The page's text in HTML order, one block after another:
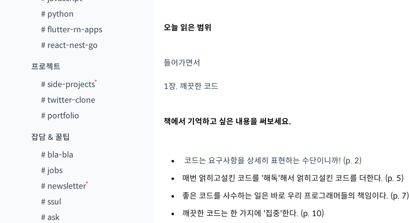
# python
#flutter-rn-apps
# react-nest-go
프로젝트
#side-projects
#twitter-clone
# portfolio
잡담 & 꿀팁
# bla-bla
# jobs
# newsletter
#ssul
# ask
오늘 읽은 범위
들어가면서
1장. 깨끗한 코드
책에서 기억하고 싶은 내용을 써보세요.
코드는 요구사항을 상세히 표현하는 수단이니까! (p. 2)
매번 얽히고설킨 코드를 '해독'해서 얽히고설킨 코드를 더한다. (p. 5)
좋은 코드를 사수하는 일은 바로 우리 프로그래머들의 책임이다. (p. 7)
깨끗한 코드는 한 가지에 '집중'한다. (p. 10)